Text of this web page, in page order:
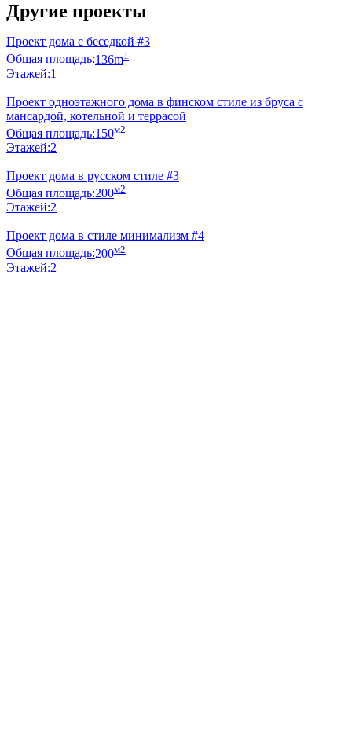
Другие проекты
Проект дома с беседкой #3
Общая площадь:136m1
Этажей:1
Проект одноэтажного дома в финском стиле из бруса с
мансардой, котельной и террасой
Общая площадь:150м2
Этажей:2
Проект дома в русском стиле #3
Общая площадь:200м2
Этажей:2
Проект дома в стиле минимализм #4
Общая площадь:200м2
Этажей:2